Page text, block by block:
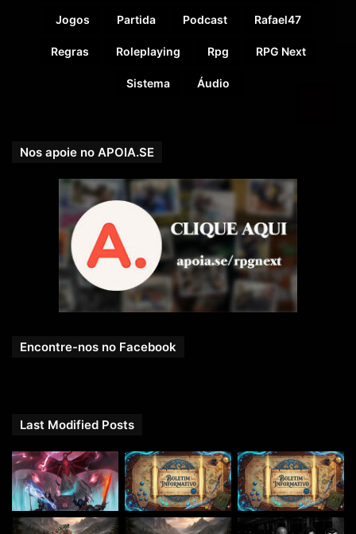
Jogos Partida Podcast Rafael47
Regras Roleplaying Rpg RPG Next
Sistema Áudio
Nos apoie no APOIA.SE
Encontre-nos no Facebook
Last Modified Posts